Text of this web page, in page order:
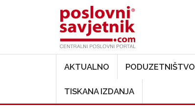
AKTUALNO PODUZETNIŠTVO
TISKANA IZDANJA